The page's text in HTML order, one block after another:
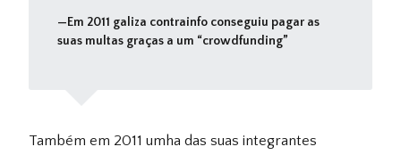
Em 2011 galiza contrainfo conseguiu pagar as
suas multas graças a um “crowdfunding”
Também em 2011 umha das suas integrantes